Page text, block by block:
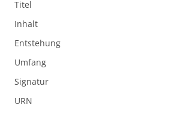
Titel
Inhalt
Entstehung
Umfang
Signatur
URN